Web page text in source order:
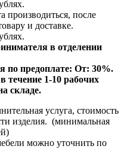
производиться, после
и доставке.
в отделении
по предоплате: От: 30%.
течение 1-10 рабочих
складе.
услуга, стоимость
изделия. (минимальная
можно уточнить по